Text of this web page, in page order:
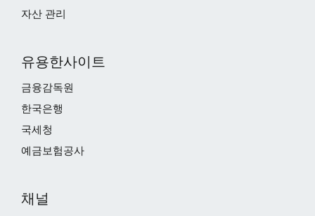
자산 관리
유용한사이트
금융감독원
한국은행
국세청
예금보험공사
채널